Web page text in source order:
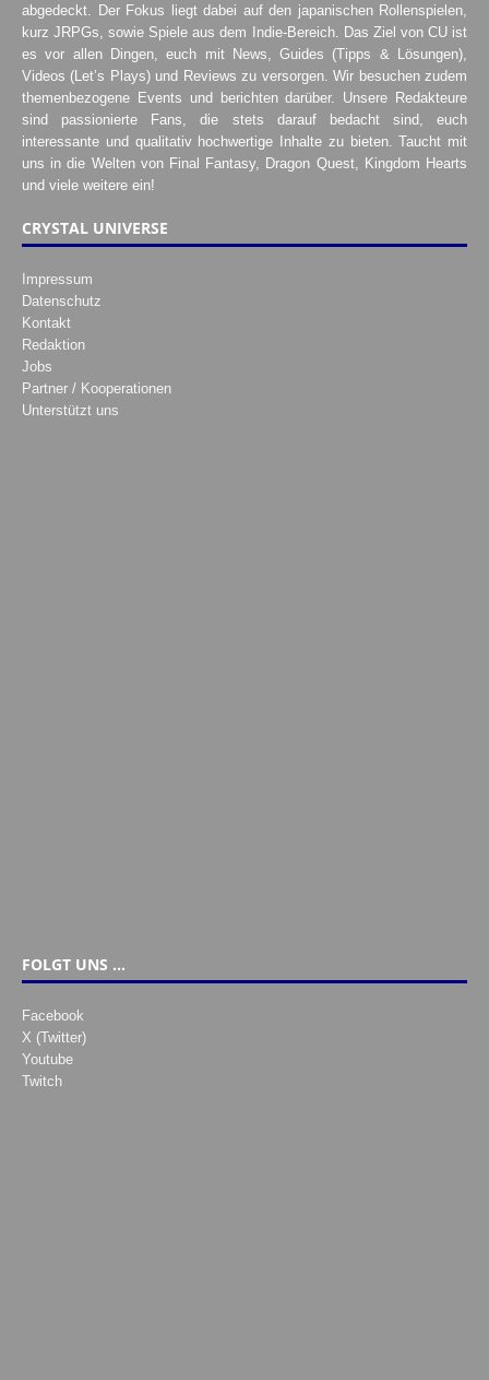
abgedeckt. Der Fokus liegt dabei auf den japanischen Rollenspielen,
kurz JRPGs, sowie Spiele aus dem Indie-Bereich. Das Ziel von CU ist
es vor allen Dingen, euch mit News, Guides (Tipps & Lösungen),
Videos (Let’s Plays) und Reviews zu versorgen. Wir besuchen zudem
themenbezogene Events und berichten darüber. Unsere Redakteure
sind passionierte Fans, die stets darauf bedacht sind, euch
interessante und qualitativ hochwertige Inhalte zu bieten. Taucht mit
uns in die Welten von Final Fantasy, Dragon Quest, Kingdom Hearts
und viele weitere ein!
CRYSTAL UNIVERSE
Impressum
Datenschutz
Kontakt
Redaktion
Jobs
Partner / Kooperationen
Unterstützt uns
FOLGT UNS …
Facebook
X (Twitter)
Youtube
Twitch